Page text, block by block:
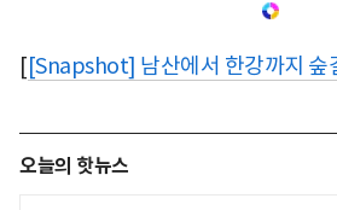
[[Snapshot] 남산에서 한강까지 숲
오늘의 핫뉴스